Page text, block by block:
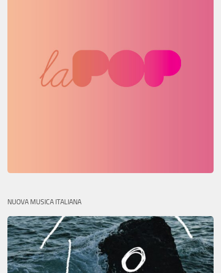
NUOVA MUSICA ITALIANA